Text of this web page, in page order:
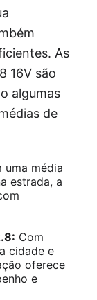
As
16V são
algumas
de
uma média
estrada, a
Com
cidade e
oferece
e